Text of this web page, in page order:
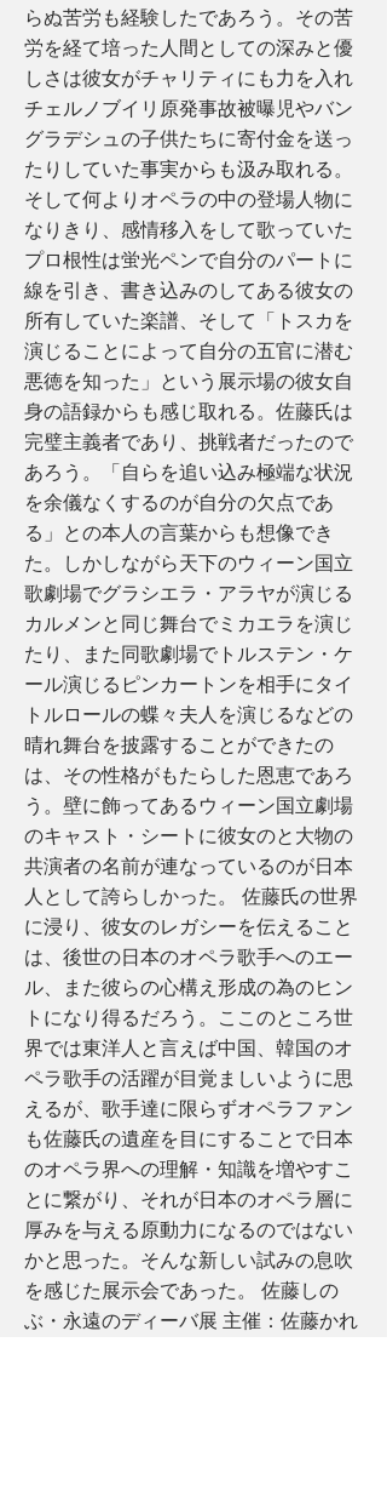
らぬ苦労も経験したであろう。その苦
労を経て培った人間としての深みと優
しさは彼女がチャリティにも力を入れ
チェルノブイリ原発事故被曝児やバン
グラデシュの子供たちに寄付金を送っ
たりしていた事実からも汲み取れる。
そして何よりオペラの中の登場人物に
なりきり、感情移入をして歌っていた
プロ根性は蛍光ペンで自分のパートに
線を引き、書き込みのしてある彼女の
所有していた楽譜、そして「トスカを
演じることによって自分の五官に潜む
悪徳を知った」という展示場の彼女自
身の語録からも感じ取れる。佐藤氏は
完璧主義者であり、挑戦者だったので
あろう。「自らを追い込み極端な状況
を余儀なくするのが自分の欠点であ
る」との本人の言葉からも想像でき
た。しかしながら天下のウィーン国立
歌劇場でグラシエラ・アラヤが演じる
カルメンと同じ舞台でミカエラを演じ
たり、また同歌劇場でトルステン・ケ
ール演じるピンカートンを相手にタイ
トルロールの蝶々夫人を演じるなどの
晴れ舞台を披露することができたの
は、その性格がもたらした恩恵であろ
う。壁に飾ってあるウィーン国立劇場
のキャスト・シートに彼女のと大物の
共演者の名前が連なっているのが日本
人として誇らしかった。 佐藤氏の世界
に浸り、彼女のレガシーを伝えること
は、後世の日本のオペラ歌手へのエー
ル、また彼らの心構え形成の為のヒン
トになり得るだろう。ここのところ世
界では東洋人と言えば中国、韓国のオ
ペラ歌手の活躍が目覚ましいように思
えるが、歌手達に限らずオペラファン
も佐藤氏の遺産を目にすることで日本
のオペラ界への理解・知識を増やすこ
とに繋がり、それが日本のオペラ層に
厚みを与える原動力になるのではない
かと思った。そんな新しい試みの息吹
を感じた展示会であった。 佐藤しの
ぶ・永遠のディーバ展 主催：佐藤かれ